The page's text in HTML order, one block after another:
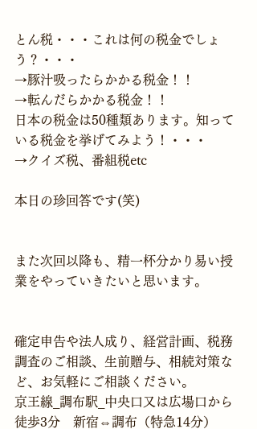
とん税・・・これは何の税金でしょ
う？・・・
→豚汁吸ったらかかる税金！！
→転んだらかかる税金！！
日本の税金は50種類あります。知って
いる税金を挙げてみよう！・・・
本日の珍回答です(笑)
また次回以降も、精一杯分かり易い授
業をやっていきたいと思います。
確定申告や法人成り、経営計画、税務
調査のご相談、生前贈与、相続対策な
ど、お気軽にご相談ください。
京王線_調布駅_中央口又は広場口から
徒歩3分　新宿⇔調布（特急14分）